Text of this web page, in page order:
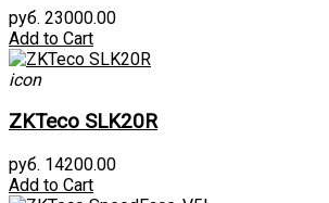
руб. 23000.00
Add to Cart
icon
ZKTeco SLK20R
руб. 14200.00
Add to Cart